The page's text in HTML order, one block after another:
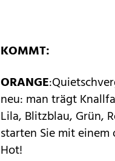
KOMMT:
ORANGE
neu: man trägt
Lila, Blitzblau, Grün,
starten Sie mit einem
Hot!